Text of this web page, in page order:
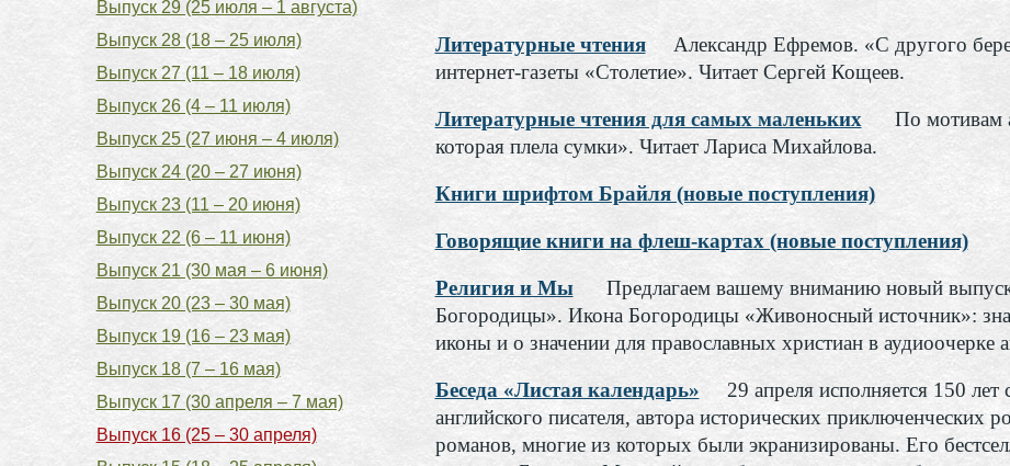
Литературные чтения
Александр Ефремов. «С другого
интернет-газеты «Столетие». Читает Сергей Кощеев.
Литературные чтения для самых маленьких
По мотивам
которая плела сумки». Читает Лариса Михайлова.
Книги шрифтом Брайля (новые поступления)
Говорящие книги на флеш-картах (новые поступления)
Религия и Мы
Предлагаем вашему вниманию новый
Богородицы». Икона Богородицы «Живоносный источник»:
иконы и о значении для православных христиан в
Беседа «Листая календарь» 29 апреля исполняется 150 лет
английского писателя, автора исторических приключенческих
романов, многие из которых были экранизированы. Его
Выпуск 29 (25 июля – 1 августа)
Выпуск 28 (18 – 25 июля)
Выпуск 27 (11 – 18 июля)
Выпуск 26 (4 – 11 июля)
Выпуск 25 (27 июня – 4 июля)
Выпуск 24 (20 – 27 июня)
Выпуск 23 (11 – 20 июня)
Выпуск 22 (6 – 11 июня)
Выпуск 21 (30 мая – 6 июня)
Выпуск 20 (23 – 30 мая)
Выпуск 19 (16 – 23 мая)
Выпуск 18 (7 – 16 мая)
Выпуск 17 (30 апреля – 7 мая)
Выпуск 16 (25 – 30 апреля)